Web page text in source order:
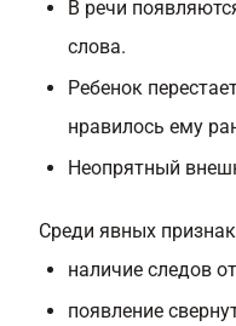
В речи
слова.
Ребенок
нравилось ему
Неопрятный
Среди явных
наличие следов
появление